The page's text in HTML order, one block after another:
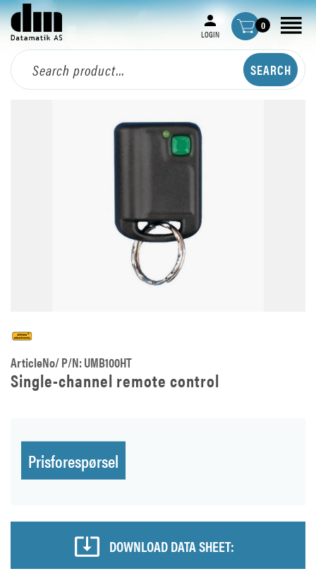
LOGIN
0
ArticleNo/ P/N: UMB100HT
Single-channel remote control
Prisforespørsel
DOWNLOAD DATA SHEET: